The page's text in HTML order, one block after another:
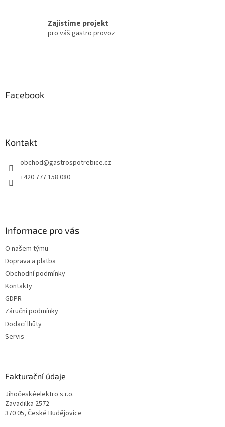
Zajistíme projekt
pro váš gastro provoz
Facebook
Kontakt
obchod@gastrospotrebice.cz
+420 777 158 080
Informace pro vás
O našem týmu
Doprava a platba
Obchodní podmínky
Kontakty
GDPR
Záruční podmínky
Dodací lhůty
Servis
Fakturační údaje
Jihočeskéelektro s.r.o.
Zavadilka 2572
370 05, České Budějovice